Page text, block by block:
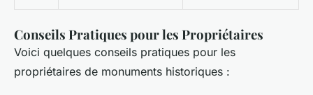
Conseils Pratiques pour les Propriétaires
Voici quelques conseils pratiques pour les
propriétaires de monuments historiques :